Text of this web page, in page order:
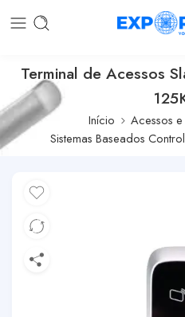
Terminal de Acessos
Início
Acessos
Sistemas Baseados